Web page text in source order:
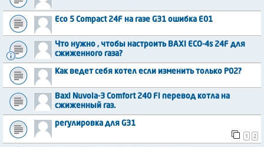
Eco 5 Compact 24F на газе G31 ошибка E01
Что нужно , чтобы настроить BAXI ECO-4s 24F для
сжиженного газа?
Как ведет себя котел если изменить только P02?
Baxi Nuvola-3 Comfort 240 Fi перевод котла на
сжиженный газ.
регулировка для G31
1
2